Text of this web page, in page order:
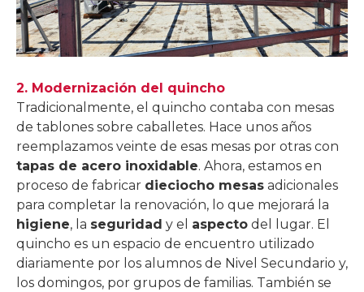
2. Modernización del quincho
Tradicionalmente, el quincho contaba con mesas
de tablones sobre caballetes. Hace unos años
reemplazamos veinte de esas mesas por otras con
tapas de acero inoxidable. Ahora, estamos en
proceso de fabricar dieciocho mesas adicionales
para completar la renovación, lo que mejorará la
higiene, la seguridad y el aspecto del lugar. El
quincho es un espacio de encuentro utilizado
diariamente por los alumnos de Nivel Secundario y,
los domingos, por grupos de familias. También se